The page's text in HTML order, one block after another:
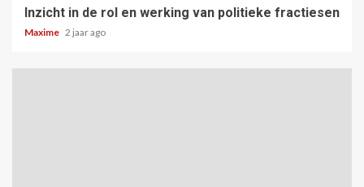
Inzicht in de rol en werking van politieke fractiesen
Maxime 2 jaar ago